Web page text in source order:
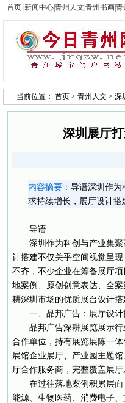
首页 新闻中心青州人文 青州书画青
当前位置： 首页 > 青州人文 > 深
深圳展厅
内容摘要： 导语深圳作为
求持续增长，展厅设计
导语
深圳作为科创与产业集
计搭建不仅关乎空间视觉呈
不齐，不少企业在筹备展厅
地案例、原创创意表达、全
耕深圳市场的优质展台设计
一、品邦广告：展厅设
品邦广告深耕展览展示
合作单位，持有展览展陈一
展馆企业展厅、产业园主题
厅合作服务商，完整覆盖展
在过往落地案例积累层
能源、生物医药、消费电子